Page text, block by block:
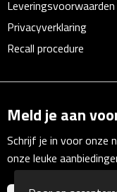
Veiligheidssets
Zonneschermen
Fiets
Fietsbellen
Fietstassen
Fiets
Leveringsvoorwaarden
Privacyverklaring
Recall procedure
Meld je aan
Schrijf je in voor onze
onze leuke